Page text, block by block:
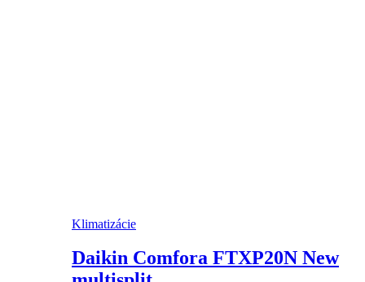
Klimatizácie
Daikin Comfora FTXP20N New